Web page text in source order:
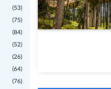
(53)
(75)
(84)
(52)
(26)
(64)
(76)